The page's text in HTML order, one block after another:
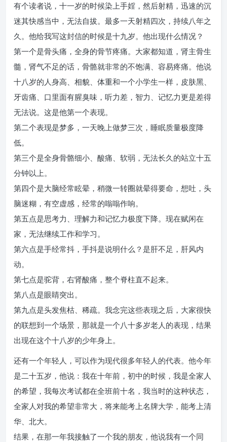
有个读者说，十一岁的时候染上手婬，然后射精，迅速的沉
迷其快感当中，无法自拔。最多一天射精四次，持续八年之
久。他给我写这封信的时候是十九岁。他出现什么情况？
第一个是骨头痛，全身的骨节疼痛。大家都知道，肾主骨生
髓，肾气不足的话，骨骼就非常的不饱满、容易疼痛。他说
十八岁的人身高、相貌、体重和一个小学生一样，皮肤黑、
牙齿痛、口里面有腥臭味，听力差，智力、记忆力更是差得
无法说。这是他第一个表现。
第二个表现是梦多，一天晚上做梦三次，睡眠质量极度降
低。
第三个是全身骨骼细小、酸痛、软弱，无法长久的站立十五
分钟以上。
第四个是大脑经常眩晕，稍微一转圈就晕得要命，想吐，头
脑迷糊，有空虚感，经常的嗡嗡作响。
第五点是思考力、理解力和记忆力极度下降。现在赋闲在
家，无法继续工作和学习。
第六点是手经常抖，手抖是说明什么？是肝不足，肝风内
动。
第七点是驼背，右肾酸痛，整个脊柱直不起来。
第八点是眼睛突出。
第九点是头发焦枯、稀疏。我念完这些表现之后，大家很快
的联想到一个场景，那就是一个八十多岁老人的表现，结果
出现在这个十八岁的少年身上。
还有一个年轻人，可以作为现代很多年轻人的代表。他今年
是二十五岁，他说：我在十年前，初中的时候，我是全家人
的希望，我每次考试都在全班前十名，我当时的这种状态，
全家人对我的希望非常大，将来能考上名牌大学，能考上清
华、北大。
结果，在那一年我接触了一个我的朋友，他说我有一个同